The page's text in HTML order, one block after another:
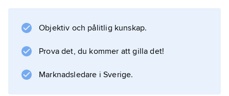
Objektiv och pålitlig kunskap.
Prova det, du kommer att gilla det!
Marknadsledare i Sverige.